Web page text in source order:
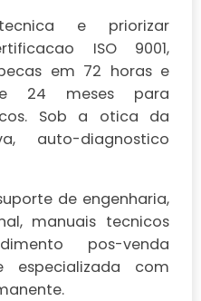
e priorizar
ISO 9001,
em 72 horas e
24 meses para
Sob a otica da
auto-diagnostico
de engenharia,
manuais tecnicos
pos-venda
especializada com